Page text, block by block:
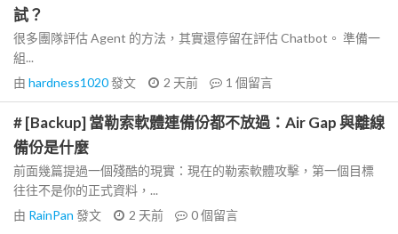
試？
很多團隊評估 Agent 的方法，其實還停留在評估 Chatbot。 準備一
組...
由 hardness1020發文 2 天前 1 個留言
# [Backup] 當勒索軟體連備份都不放過：Air Gap 與離線
備份是什麼
前面幾篇提過一個殘酷的現實：現在的勒索軟體攻擊，第一個目標
往往不是你的正式資料，...
由 RainPan 發文 2 天前 0個留言